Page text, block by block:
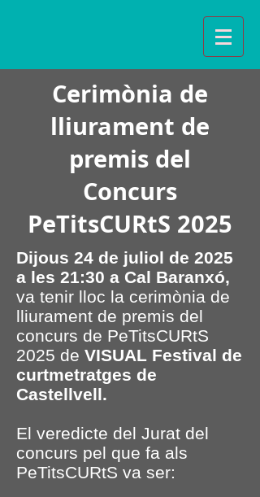
Cerimònia de
lliurament de
premis del
Concurs
PeTitsCURtS 2025
Dijous 24 de juliol de 2025
a les 21:30 a Cal Baranxó,
va tenir lloc la cerimònia de
lliurament de premis del
concurs de PeTitsCURtS
2025 de VISUAL Festival de
curtmetratges de
Castellvell.
El veredicte del Jurat del
concurs pel que fa als
PeTitsCURtS va ser: